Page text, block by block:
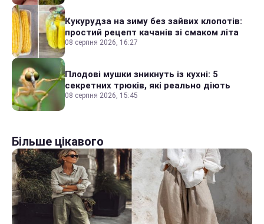
Кукурудза на зиму без зайвих клопотів:
простий рецепт качанів зі смаком літа
08 серпня 2026, 16:27
Плодові мушки зникнуть із кухні: 5
секретних трюків, які реально діють
08 серпня 2026, 15:45
Більше цікавого